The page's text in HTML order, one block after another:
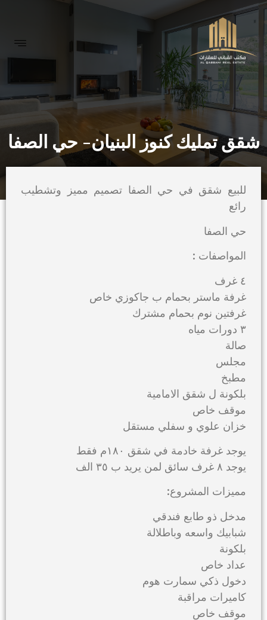
شقق تمليك كنوز البنيان- حي الصفا
للبيع شقق في حي الصفا تصميم مميز وتشطيب
رائع
حي الصفا
المواصفات :
٤ غرف
غرفة ماستر بحمام ب جاكوزي خاص
غرفتين نوم بحمام مشترك
٣ دورات مياه
صالة
مجلس
مطبخ
بلكونة ل شقق الامامية
موقف خاص
خزان علوي و سفلي مستقل
يوجد غرفة خادمة في شقق ١٨٠م فقط
يوجد ٨ غرف سائق لمن يريد ب ٣٥ الف
مميزات المشروع:
مدخل ذو طابع فندقي
شبابيك واسعه وباطلالة
بلكونة
عداد خاص
دخول ذكي سمارت هوم
كاميرات مراقبة
موقف خاص